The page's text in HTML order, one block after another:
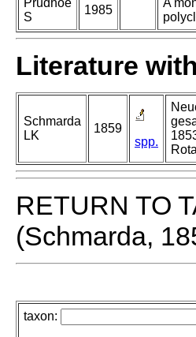
Prudhoe
S
1985
A
Literature with
Schmarda
LK
1859
spp.
RETURN TO
(Schmarda,
taxon: